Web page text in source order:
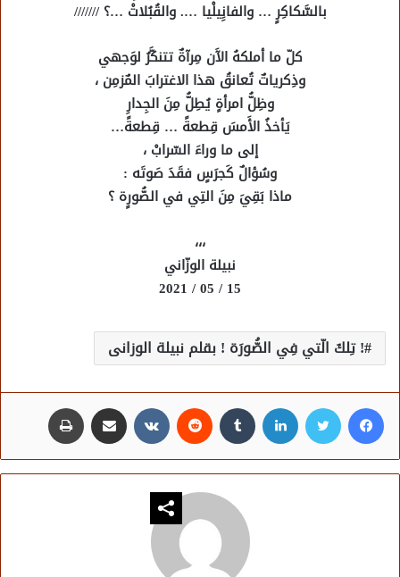
بالسَّكاكِرٍ … والفانِِيلْيا …. والقُبُلاتْ …؟ ///////
كلّ ما أملكهُ الآَن مِرآةٌ تتنكَّرُ لوَجهي
وذِكرياتٌ تُعانقُ هذا الاغترابَ المٌزمِن ،
وظِلُّ امرأةٍ يُطِلُّ مِنَ الجِدارِ
يَأخذُ الأَمسَ قِطعةً … قِطعةً…
إلى ما وراءَ السّرابْ ،
وسُؤالٌ كَجرَسٍ فقَدَ صَوتَه :
ماذا بَقِيَ مِنَ التِي في الصُّورٍة ؟
،،،
نبيلة الوزّاني
15 / 05 / 2021
! تِلكَ الّتي فِي الصُّورَة ! بقلم نبيلة الوزانى
فيسبوك تويتر لينكدإن مشاركة عبر البريد